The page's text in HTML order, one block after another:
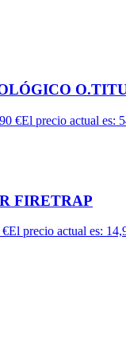
€El precio actual es:
FIRETRAP
€El precio actual es: